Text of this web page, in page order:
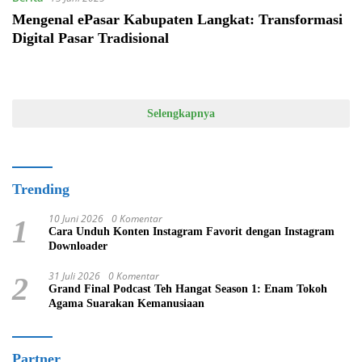
Mengenal ePasar Kabupaten Langkat: Transformasi
Digital Pasar Tradisional
Selengkapnya
Trending
1 10 Juni 2026 0 Komentar
Cara Unduh Konten Instagram Favorit dengan Instagram
Downloader
2 31 Juli 2026 0 Komentar
Grand Final Podcast Teh Hangat Season 1: Enam Tokoh
Agama Suarakan Kemanusiaan